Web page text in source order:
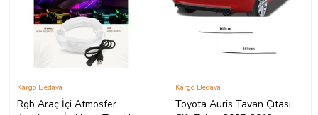
Rgb Araç İçi Atmosfer
Kargo Bedava
Toyota Auris Tavan Çıtası
Kargo Bedava